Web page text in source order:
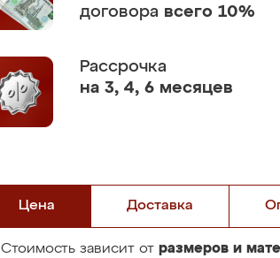
договора всего 10%
Рассрочка
на 3, 4, 6 месяцев
Цена Доставка
Стоимость зависит от размеров и